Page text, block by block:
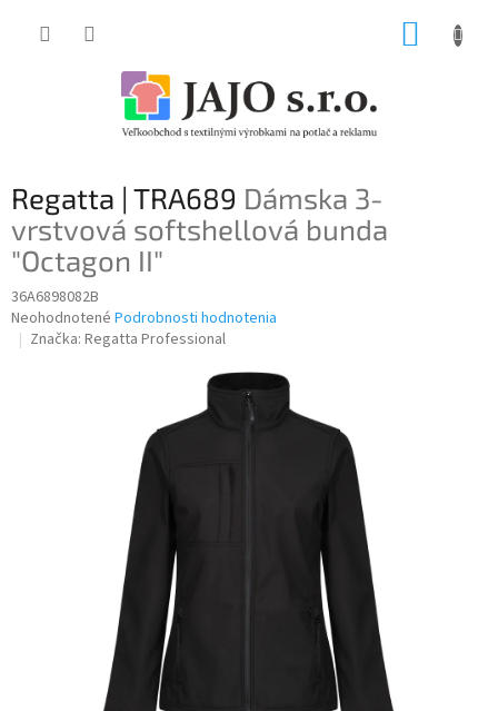
Regatta | TRA689 Dámska 3-
vrstvová softshellová bunda
"Octagon II"
36A6898082B
Priemerné
hodnotenie
Neohodnotené Podrobnosti hodnotenia
Značka: Regatta Professional